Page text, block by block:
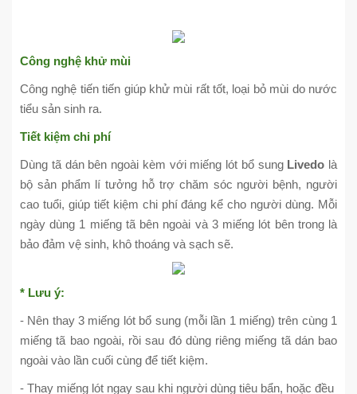
Công nghệ khử mùi
Công nghệ tiến tiến giúp khử mùi rất tốt, loại bỏ mùi do nước
tiểu sản sinh ra.
Tiết kiệm chi phí
Dùng tã dán bên ngoài kèm với miếng lót bổ sung Livedo là
bộ sản phẩm lí tưởng hỗ trợ chăm sóc người bệnh, người
cao tuổi, giúp tiết kiệm chi phí đáng kể cho người dùng. Mỗi
ngày dùng 1 miếng tã bên ngoài và 3 miếng lót bên trong là
bảo đảm vệ sinh, khô thoáng và sạch sẽ.
* Lưu ý:
- Nên thay 3 miếng lót bổ sung (mỗi lần 1 miếng) trên cùng 1
miếng tã bao ngoài, rồi sau đó dùng riêng miếng tã dán bao
ngoài vào lần cuối cùng để tiết kiệm.
- Thay miếng lót ngay sau khi người dùng tiêu bẩn, hoặc đều